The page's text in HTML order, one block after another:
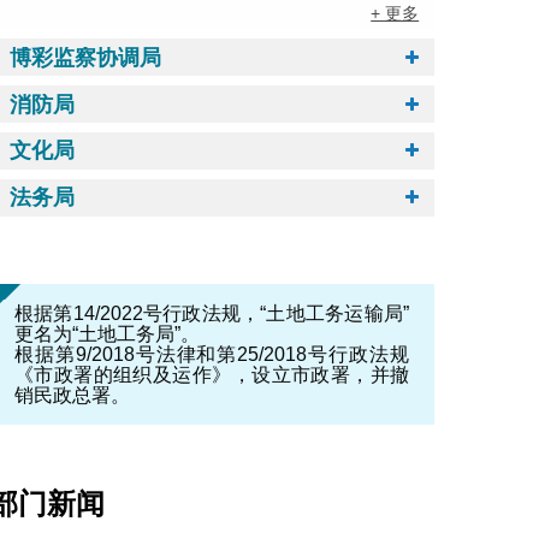
+ 更多
博彩监察协调局
消防局
文化局
法务局
根据第14/2022号行政法规，“土地工务运输局”
更名为“土地工务局”。
根据第9/2018号法律和第25/2018号行政法规
《市政署的组织及运作》，设立市政署，并撤
销民政总署。
门新闻